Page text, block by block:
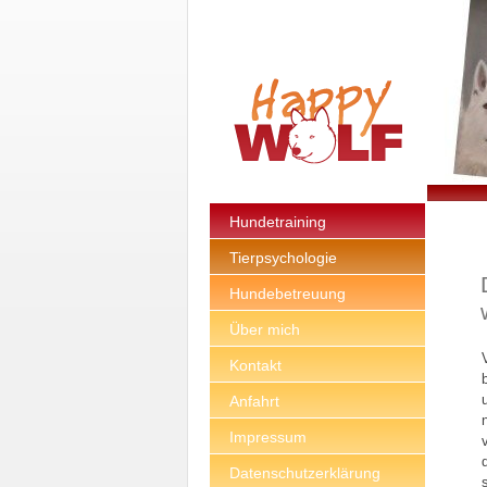
Hundetraining
Tierpsychologie
Hundebetreuung
Über mich
Kontakt
Anfahrt
Impressum
Datenschutzerklärung